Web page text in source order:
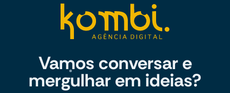
Vamos conversar e
mergulhar em ideias?